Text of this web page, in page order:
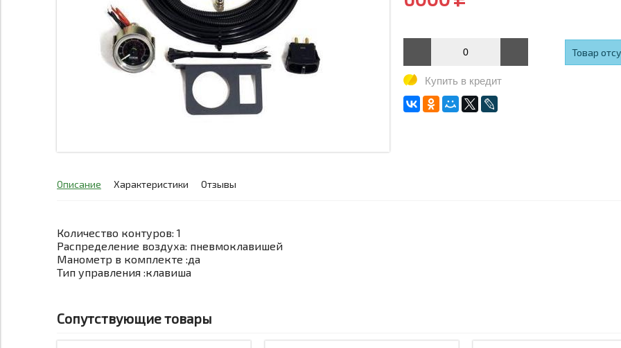
Товар
Купить в кредит
Описание Характеристики Отзывы
Количество контуров: 1
Распределение воздуха: пневмоклавишей
Манометр в комплекте :да
Тип управления :клавиша
Сопутствующие товары